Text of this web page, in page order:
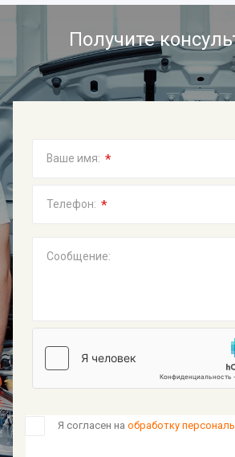
Получите
Ваше имя: *
Телефон: *
Сообщение:
Я согласен на обработку